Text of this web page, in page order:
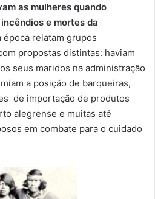
as mulheres quando
e mortes da
época relatam grupos
propostas distintas: haviam
seus maridos na administração
a posição de barqueiras,
de importação de produtos
alegrense e muitas até
em combate para o cuidado